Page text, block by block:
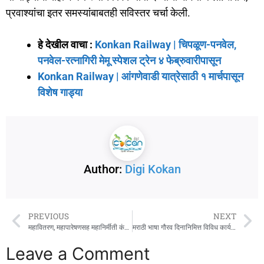
प्रवाश्यांचा इतर समस्यांबाबतही सविस्तर चर्चा केली.
हे देखील वाचा : Konkan Railway | चिपळूण-पनवेल,
पनवेल-रत्नागिरी मेमू स्पेशल ट्रेन ४ फेब्रुवारीपासून
Konkan Railway | आंगणेवाडी यात्रेसाठी १ मार्चपासून
विशेष गाड्या
Author: Digi Kokan
PREVIOUS
महावितरण, महापारेषणसह महानिर्मीती कंपनीतील कंत्राटी कामगारांचे ५ मार्चपासून बेमुदत काम बंद आंदोलन
NEXT
मराठी भाषा गौरव दिनानिमित्त विविध कार्यक्रम उत्साहात संपन्न!
Leave a Comment